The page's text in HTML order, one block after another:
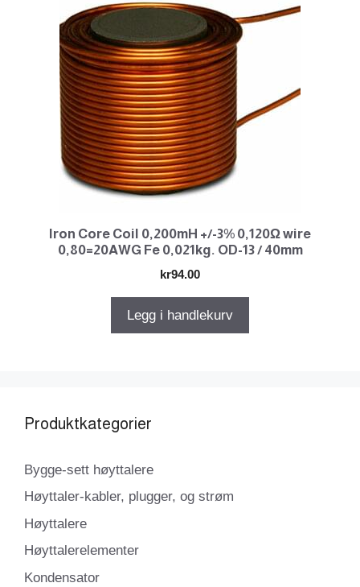
Iron Core Coil 0,200mH +/-3% 0,120Ω wire
0,80=20AWG Fe 0,021kg. OD-13 / 40mm
kr94.00
Legg i handlekurv
Produktkategorier
Bygge-sett høyttalere
Høyttaler-kabler, plugger, og strøm
Høyttalere
Høyttalerelementer
Kondensator